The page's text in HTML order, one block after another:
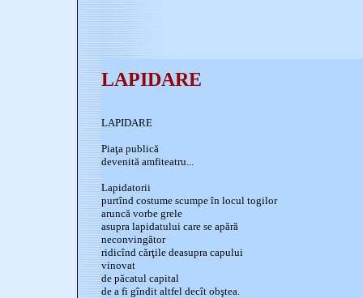
LAPIDARE
LAPIDARE
Piaţa publică
devenită amfiteatru...
Lapidatorii
purtînd costume scumpe în locul togilor
aruncă vorbe grele
asupra lapidatului care se apără
neconvingător
ridicînd cărţile deasupra capului
vinovat
de păcatul capital
de a fi gîndit altfel decît obştea.